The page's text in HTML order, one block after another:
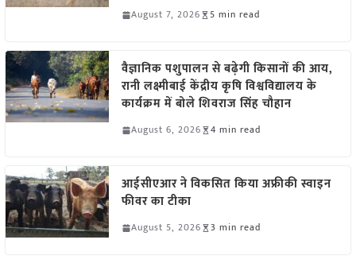
August 7, 2026 5 min read
वैज्ञानिक पशुपालन से बढ़ेगी किसानों की आय,
रानी लक्ष्मीबाई केंद्रीय कृषि विश्वविद्यालय के
कार्यक्रम में बोले शिवराज सिंह चौहान
August 6, 2026 4 min read
आईसीएआर ने विकसित किया अफ्रीकी स्वाइन
फीवर का टीका
August 5, 2026 3 min read